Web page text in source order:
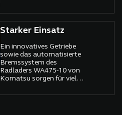
Starker Einsatz
Ein innovatives Getriebe
sowie das automatisierte
Bremssystem des
Radladers WA475-10 von
Komatsu sorgen für viel